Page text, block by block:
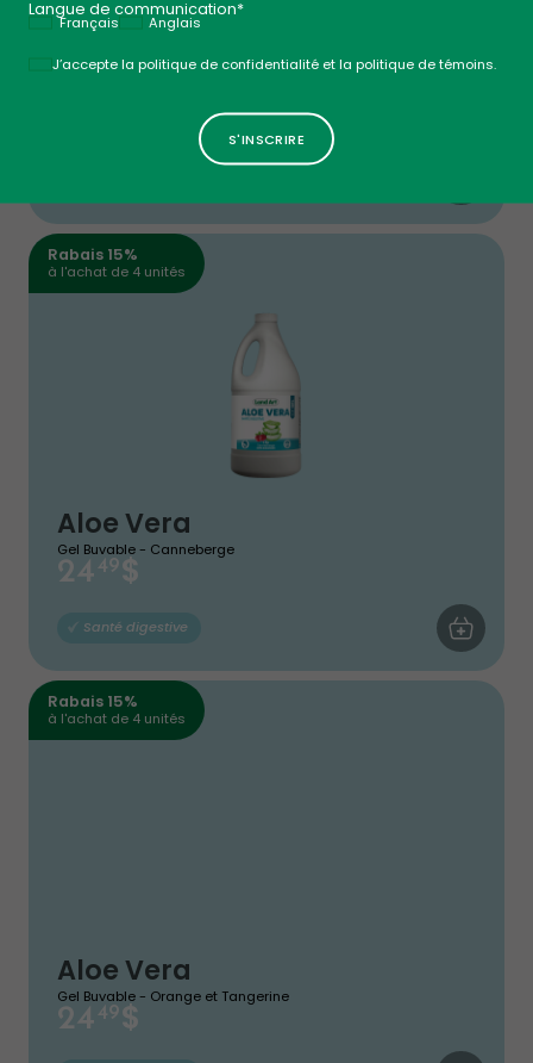
Aloe Vera
Rabais 15%
à l'achat de 4 unités
Aloe Vera
Gel Buvable - Canneberge
24 49$
Santé digestive AJOUTER
Rabais 15%
à l'achat de 4 unités
Aloe Vera
Gel Buvable - Orange et Tangerine
24 49$
Langue de communication*
Français Anglais
Politique
J’accepte la politique de confidentialité et la politique de témoins.